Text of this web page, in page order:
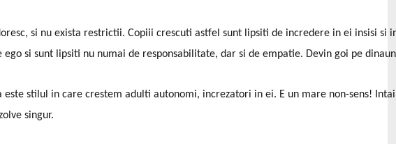
si nu exista restrictii. Copiii crescuti astfel sunt lipsiti de incredere in ei insisi si
si sunt lipsiti nu numai de responsabilitate, dar si de empatie. Devin goi pe
este stilul in care crestem adulti autonomi, increzatori in ei. E un mare non-sens!
singur.